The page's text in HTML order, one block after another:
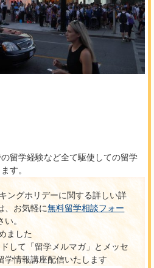
留学経験など全て駆使しての留学
す。
ングホリデーに関する詳しい詳
、お気軽に無料留学相談フォー
。
ました
して「留学メルマガ」とメッセ
学情報講座配信いたします